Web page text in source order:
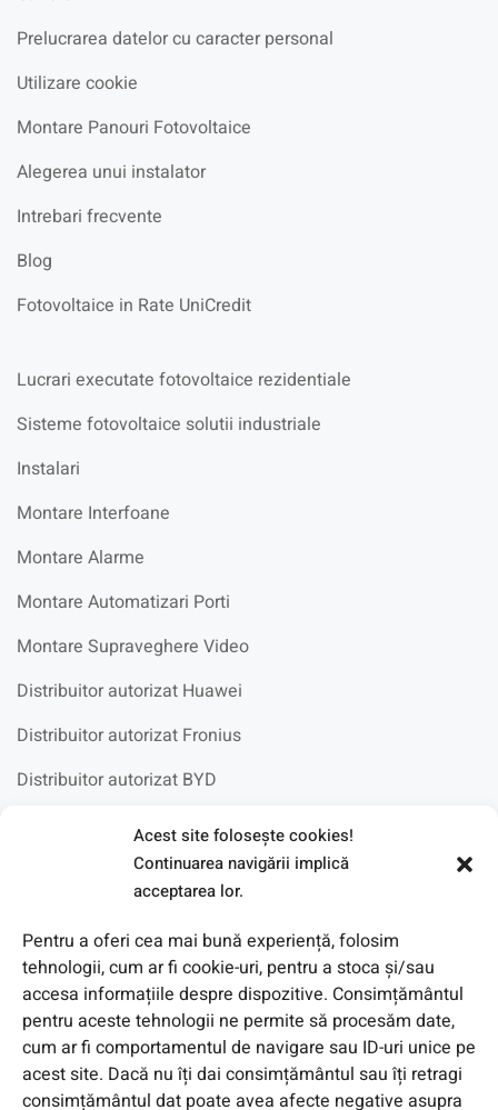
Acest site foloseşte cookies!
Continuarea navigării implică
acceptarea lor.
Pentru a oferi cea mai bună experiență, folosim
tehnologii, cum ar fi cookie-uri, pentru a stoca și/sau
accesa informațiile despre dispozitive. Consimțământul
pentru aceste tehnologii ne permite să procesăm date,
cum ar fi comportamentul de navigare sau ID-uri unice pe
acest site. Dacă nu îți dai consimțământul sau îți retragi
consimțământul dat poate avea afecte negative asupra
Prelucrarea datelor cu caracter personal
Utilizare cookie
Montare Panouri Fotovoltaice
Alegerea unui instalator
Intrebari frecvente
Blog
Fotovoltaice in Rate UniCredit
Lucrari executate fotovoltaice rezidentiale
Sisteme fotovoltaice solutii industriale
Instalari
Montare Interfoane
Montare Alarme
Montare Automatizari Porti
Montare Supraveghere Video
Distribuitor autorizat Huawei
Distribuitor autorizat Fronius
Distribuitor autorizat BYD
Fotovoltaice in scoli